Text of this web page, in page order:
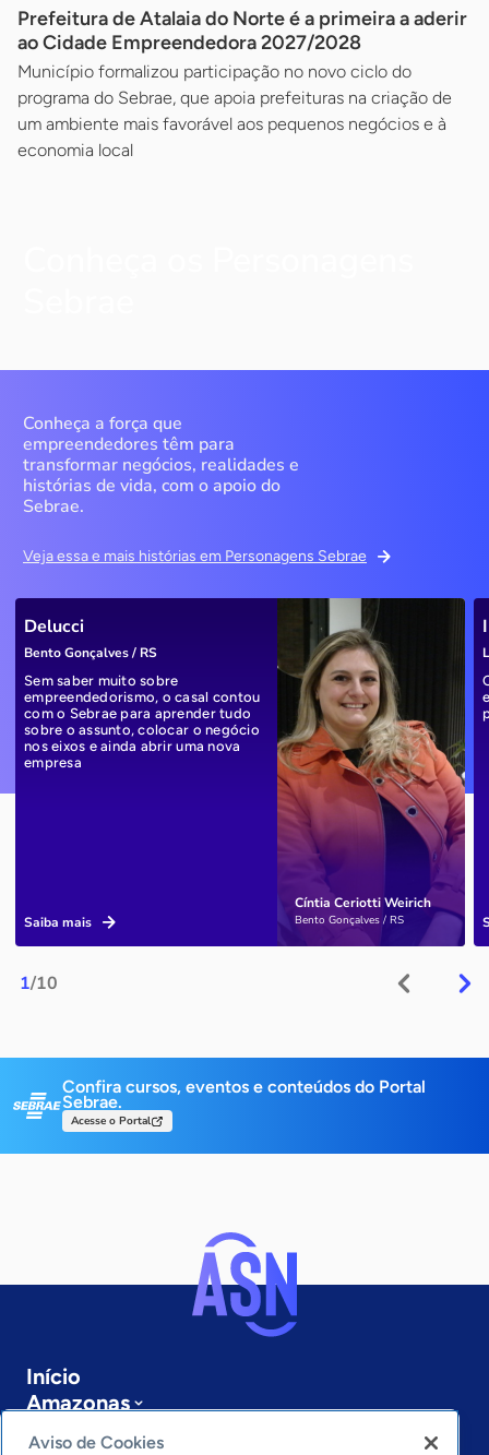
Prefeitura de Atalaia do Norte é a primeira a aderir
ao Cidade Empreendedora 2027/2028
Município formalizou participação no novo ciclo do
programa do Sebrae, que apoia prefeituras na criação de
um ambiente mais favorável aos pequenos negócios e à
economia local
Conheça a força que
empreendedores têm para
transformar negócios, realidades e
histórias de vida, com o apoio do
Sebrae.
Veja essa e mais histórias em Personagens Sebrae
1/10
Cíntia Ceriotti Weirich
Bento Gonçalves / RS
Delucci
Bento Gonçalves / RS
Sem saber muito sobre
empreendedorismo, o casal contou
com o Sebrae para aprender tudo
sobre o assunto, colocar o negócio
nos eixos e ainda abrir uma nova
empresa
Saiba mais
Confira cursos, eventos e conteúdos do Portal
Sebrae.
Acesse o Portal
Início
Amazonas
Sobre a ASN
Aviso de Cookies